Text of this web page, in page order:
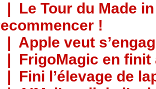
| Le Tour du Made
!
| Apple veut
| FrigoMagic en
| Fini l’élevage de